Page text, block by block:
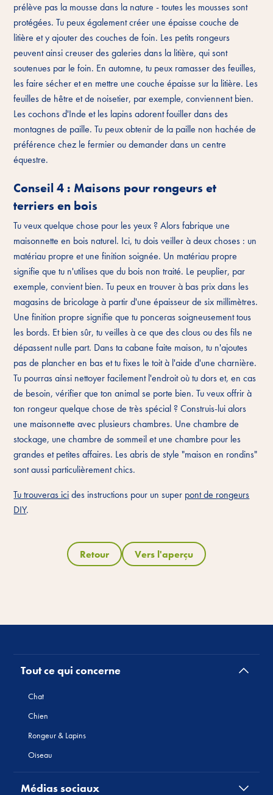
prélève pas la mousse dans la nature - toutes les mousses sont
protégées. Tu peux également créer une épaisse couche de
litière et y ajouter des couches de foin. Les petits rongeurs
peuvent ainsi creuser des galeries dans la litière, qui sont
soutenues par le foin. En automne, tu peux ramasser des feuilles,
les faire sécher et en mettre une couche épaisse sur la litière. Les
feuilles de hêtre et de noisetier, par exemple, conviennent bien.
Les cochons d'Inde et les lapins adorent fouiller dans des
montagnes de paille. Tu peux obtenir de la paille non hachée de
préférence chez le fermier ou demander dans un centre
équestre.
Conseil 4 : Maisons pour rongeurs et
terriers en bois
Tu veux quelque chose pour les yeux ? Alors fabrique une
maisonnette en bois naturel. Ici, tu dois veiller à deux choses : un
matériau propre et une finition soignée. Un matériau propre
signifie que tu n'utilises que du bois non traité. Le peuplier, par
exemple, convient bien. Tu peux en trouver à bas prix dans les
magasins de bricolage à partir d'une épaisseur de six millimètres.
Une finition propre signifie que tu ponceras soigneusement tous
les bords. Et bien sûr, tu veilles à ce que des clous ou des fils ne
dépassent nulle part. Dans ta cabane faite maison, tu n'ajoutes
pas de plancher en bas et tu fixes le toit à l'aide d'une charnière.
Tu pourras ainsi nettoyer facilement l'endroit où tu dors et, en cas
de besoin, vérifier que ton animal se porte bien. Tu veux offrir à
ton rongeur quelque chose de très spécial ? Construis-lui alors
une maisonnette avec plusieurs chambres. Une chambre de
stockage, une chambre de sommeil et une chambre pour les
grandes et petites affaires. Les abris de style "maison en rondins"
sont aussi particulièrement chics.
Tu trouveras icides instructions pour un super pont de rongeurs
DIY.
Retour Vers l'aperçu
Tout ce qui concerne
Chat
Chien
Rongeur & Lapins
Oiseau
Médias sociaux